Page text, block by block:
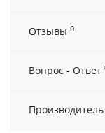
Отзывы 0
Вопрос - Ответ